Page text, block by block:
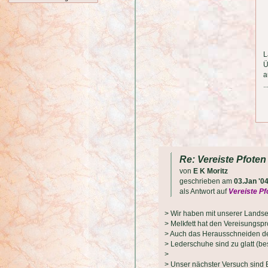
Re: Vereiste
von E K Moritz
geschrieben am 03.Jan
als Antwort auf Vereiste
> Wir haben mit unserer
> Melkfett hat den
> Auch das Herausschneiden
> Lederschuhe sind zu glatt
>
> Unser nächster Versuch sind